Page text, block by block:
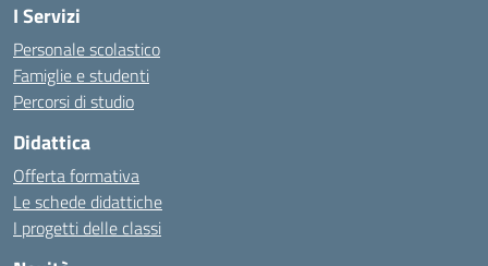
I Servizi
Personale scolastico
Famiglie e studenti
Percorsi di studio
Didattica
Offerta formativa
Le schede didattiche
I progetti delle classi